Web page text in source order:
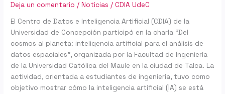
Deja un comentario /Noticias /CDIA UdeC
El Centro de Datos e Inteligencia Artificial (CDIA) de la
Universidad de Concepción participó en la charla “Del
cosmos al planeta: inteligencia artificial para el análisis de
datos espaciales”, organizada por la Facultad de Ingeniería
de la Universidad Católica del Maule en la ciudad de Talca. La
actividad, orientada a estudiantes de ingeniería, tuvo como
objetivo mostrar cómo la inteligencia artificial (IA) se está